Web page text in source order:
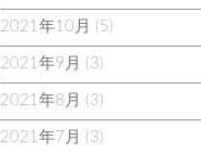
2021年10月 (5)
2021年9月 (3)
2021年8月 (3)
2021年7月 (3)